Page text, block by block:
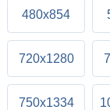
480x854
720x1280
750x1334